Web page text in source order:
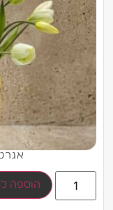
הוספה